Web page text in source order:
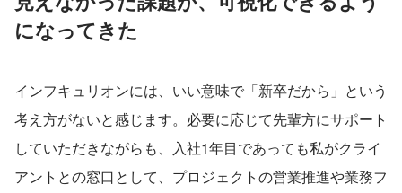
になってきた
インフキュリオンには、いい意味で「新卒だから」という
考え方がないと感じます。必要に応じて先輩方にサポート
していただきながらも、入社1年目であっても私がクライ
アントとの窓口として、プロジェクトの営業推進や業務フ